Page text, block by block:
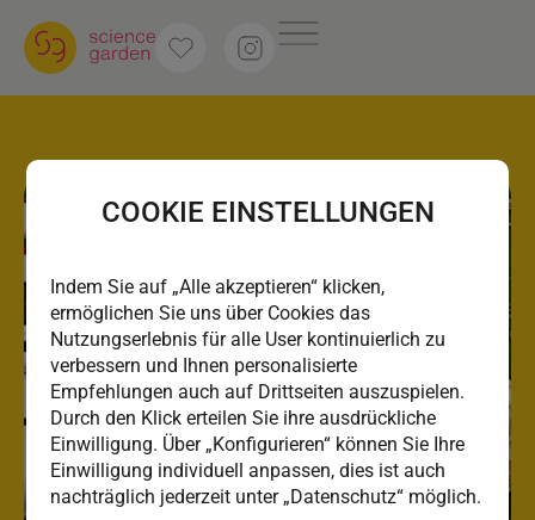
COOKIE EINSTELLUNGEN
Indem Sie auf „Alle akzeptieren“ klicken,
ermöglichen Sie uns über Cookies das
Nutzungserlebnis für alle User kontinuierlich zu
verbessern und Ihnen personalisierte
Empfehlungen auch auf Drittseiten auszuspielen.
Durch den Klick erteilen Sie ihre ausdrückliche
Einwilligung. Über „Konfigurieren“ können Sie Ihre
Einwilligung individuell anpassen, dies ist auch
nachträglich jederzeit unter „Datenschutz“ möglich.